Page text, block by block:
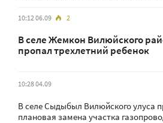
10:12 06.09 2
В селе Жемкон Вилюйского
пропал трехлетний ребенок
10:28 04.09
В селе Сыдыбыл Вилюйского улуса
плановая замена участка